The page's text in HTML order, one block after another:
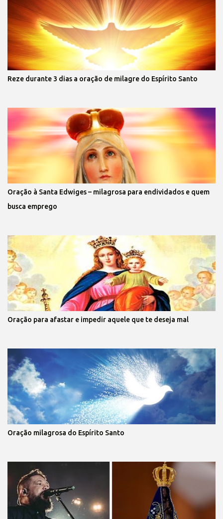
Reze durante 3 dias a oração de milagre do Espírito Santo
Oração à Santa Edwiges – milagrosa para endividados e quem
busca emprego
Oração para afastar e impedir aquele que te deseja mal
Oração milagrosa do Espírito Santo